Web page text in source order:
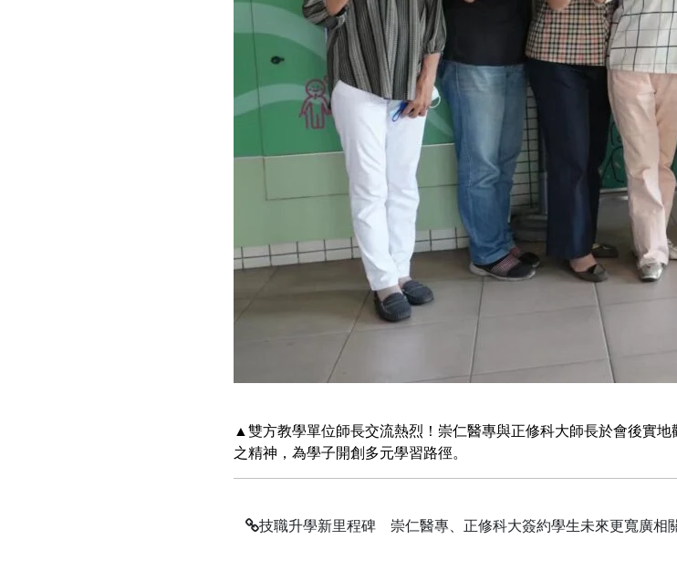
▲雙方教學單位師長交流熱烈！崇仁醫專與正修科大師長於會後實
之精神，為學子開創多元學習路徑。
技職升學新里程碑 崇仁醫專、正修科大簽約學生未來更寬廣相